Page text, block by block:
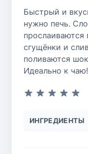
Быстрый и
нужно печь.
сгущёнки и
поливаются
Идеально к чаю!
ИНГРЕДИЕНТЫ